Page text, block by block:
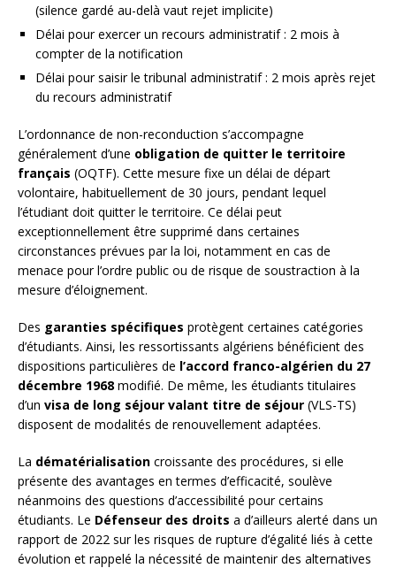
(silence gardé au-delà vaut rejet implicite)
Délai pour exercer un recours administratif : 2 mois à
compter de la notification
Délai pour saisir le tribunal administratif : 2 mois après rejet
du recours administratif
L’ordonnance de non-reconduction s’accompagne
généralement d’une obligation de quitter le territoire
français (OQTF). Cette mesure fixe un délai de départ
volontaire, habituellement de 30 jours, pendant lequel
l’étudiant doit quitter le territoire. Ce délai peut
exceptionnellement être supprimé dans certaines
circonstances prévues par la loi, notamment en cas de
menace pour l’ordre public ou de risque de soustraction à la
mesure d’éloignement.
Des garanties spécifiques protègent certaines catégories
d’étudiants. Ainsi, les ressortissants algériens bénéficient des
dispositions particulières de l’accord franco-algérien du 27
décembre 1968 modifié. De même, les étudiants titulaires
d’un visa de long séjour valant titre de séjour (VLS-TS)
disposent de modalités de renouvellement adaptées.
La dématérialisation croissante des procédures, si elle
présente des avantages en termes d’efficacité, soulève
néanmoins des questions d’accessibilité pour certains
étudiants. Le Défenseur des droits a d’ailleurs alerté dans un
rapport de 2022 sur les risques de rupture d’égalité liés à cette
évolution et rappelé la nécessité de maintenir des alternatives